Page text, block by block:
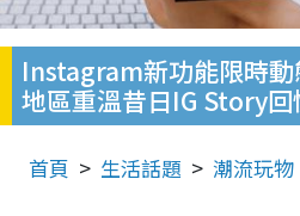
Instagram新功能限時
地區重溫昔日IG Story回
首頁 生活話題 潮流玩物